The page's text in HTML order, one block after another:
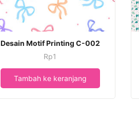
Desain Motif Printing C-002
Rp1
Tambah ke keranjang